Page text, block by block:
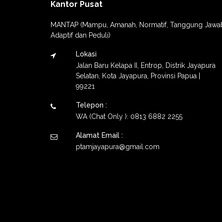
Kantor Pusat
MANTAP (Mampu, Amanah, Normatif, Tanggung
Adaptif dan Peduli)
Lokasi
Jalan Baru Kelapa II, Entrop, Distrik Jayapura
Selatan, Kota Jayapura, Provinsi Papua |
99221
Telepon :
WA (Chat Only ): 0813 6882 2255
Alamat Email :
ptamjayapura@gmail.com